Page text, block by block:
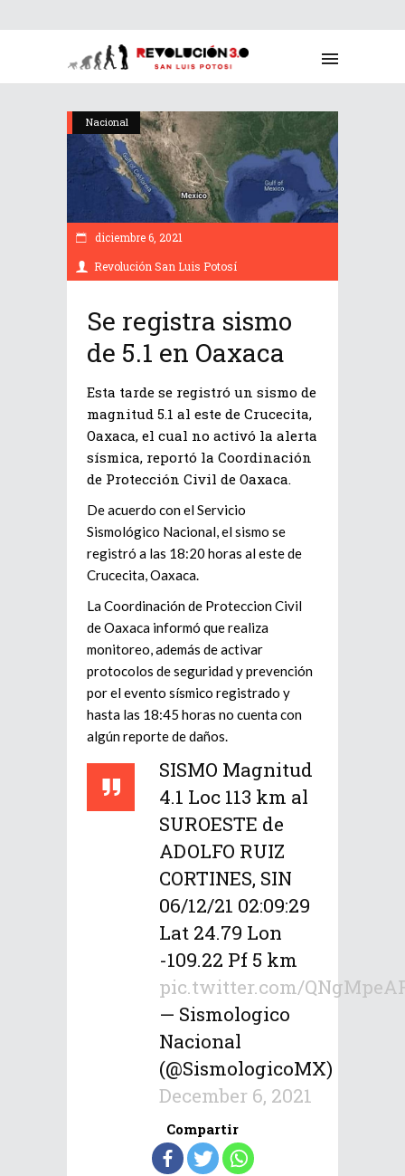
Nacional
diciembre 6, 2021
Revolución San Luis Potosí
Se registra sismo
de 5.1 en Oaxaca
Esta tarde se registró un sismo de
magnitud 5.1 al este de Crucecita,
Oaxaca, el cual no activó la alerta
sísmica, reportó la Coordinación
de Protección Civil de Oaxaca.
De acuerdo con el Servicio
Sismológico Nacional, el sismo se
registró a las 18:20 horas al este de
Crucecita, Oaxaca.
La Coordinación de Proteccion Civil
de Oaxaca informó que realiza
monitoreo, además de activar
protocolos de seguridad y prevención
por el evento sísmico registrado y
hasta las 18:45 horas no cuenta con
algún reporte de daños.
SISMO Magnitud
4.1 Loc 113 km al
SUROESTE de
ADOLFO RUIZ
CORTINES, SIN
06/12/21 02:09:29
Lat 24.79 Lon
-109.22 Pf 5 km
pic.twitter.com/
— Sismologico
Nacional
(@SismologicoMX)
December 6, 2021
Compartir